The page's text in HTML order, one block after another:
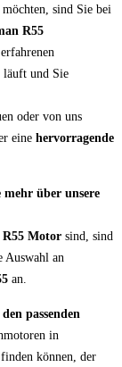
möchten, sind Sie bei
R55
läuft und Sie
oder von uns
eine hervorragende
über unsere
Motor sind, sind
Auswahl an
an.
passenden
in
können, der